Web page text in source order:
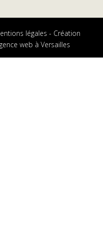
légales - Création
web à Versailles